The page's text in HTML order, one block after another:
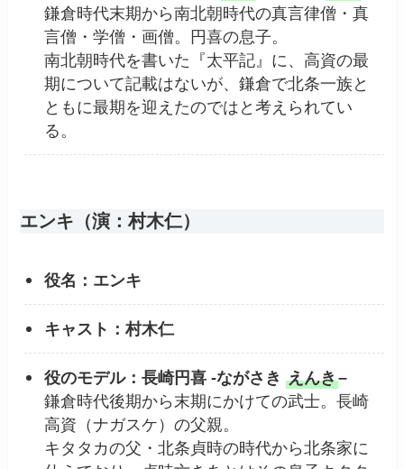
鎌倉時代末期から南北朝時代の真言律僧・真
言僧・学僧・画僧。円喜の息子。
南北朝時代を書いた『太平記』に、高資の最
期について記載はないが、鎌倉で北条一族と
ともに最期を迎えたのではと考えられてい
る。
エンキ（演：村木仁）
役名：エンキ
キャスト：村木仁
役のモデル：長崎円喜 -ながさきえんき–
鎌倉時代後期から末期にかけての武士。長崎
高資（ナガスケ）の父親。
キタタカの父・北条貞時の時代から北条家に